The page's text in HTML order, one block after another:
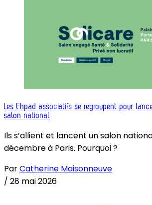
Les Ehpad associatifs se regroupent pour
salon national
Ils s’allient et lancent un salon
décembre à Paris. Pourquoi ?
ParCatherine Maisonneuve
/ 28 mai 2026